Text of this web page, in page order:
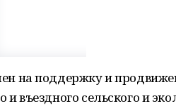
на поддержку и
и въездного сельского и